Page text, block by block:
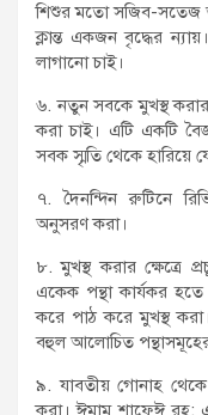
শিশুর মতো সজিব-সতেজ
ক্লান্ত একজন বৃদ্ধের
লাগানো চাই।
৬. নতুন সবকে মুখস্থ
করা চাই। এটি একটি
সবক স্মৃতি থেকে হারিয়ে
৭. দৈনন্দিন রুটিনে
অনুসরণ করা।
৮. মুখস্থ করার ক্ষেত্রে
একেক পন্থা কার্যকর হতে
করে পাঠ করে মুখস্থ
বহুল আলোচিত
৯. যাবতীয় গোনাহ থেকে
করা। ঈমাম শাফেঈ রহ: